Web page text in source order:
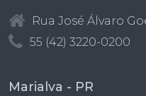
Rua José Álvaro
55 (42) 3220-0200
Marialva - PR